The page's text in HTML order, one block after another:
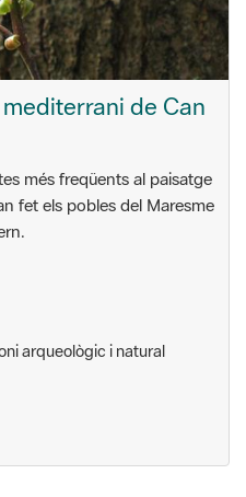
de Can
més freqüents al paisatge
fet els pobles del Maresme
arqueològic i natural